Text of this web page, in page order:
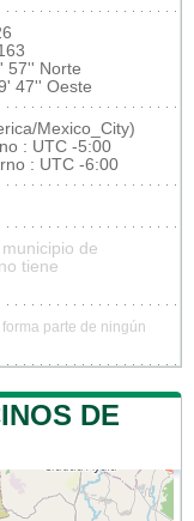
57'' Norte
47'' Oeste
Mexico_City)
: UTC -5:00
: UTC -6:00
de
tiene
parte de ningún
DE